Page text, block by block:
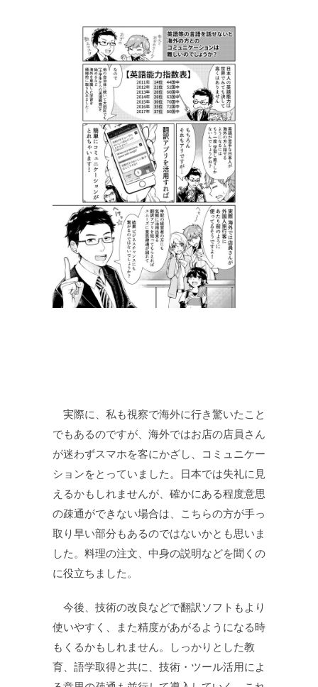
実際に、私も視察で海外に行き驚いたこと
でもあるのですが、海外ではお店の店員さん
が迷わずスマホを客にかざし、コミュニケー
ションをとっていました。日本では失礼に見
えるかもしれませんが、確かにある程度意思
の疎通ができない場合は、こちらの方が手っ
取り早い部分もあるのではないかとも思いま
した。料理の注文、中身の説明などを聞くの
に役立ちました。
今後、技術の改良などで翻訳ソフトもより
使いやすく、また精度があがるようになる時
もくるかもしれません。しっかりとした教
育、語学取得と共に、技術・ツール活用によ